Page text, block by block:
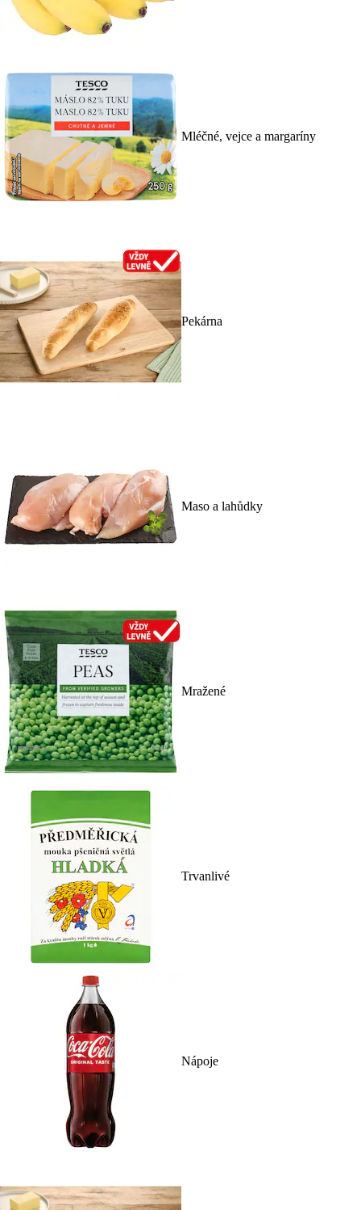
Mléčné, vejce a margaríny
Pekárna
Maso a lahůdky
Mražené
Trvanlivé
Nápoje